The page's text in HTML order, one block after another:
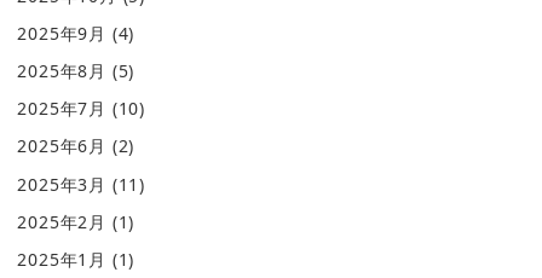
2025年9月 (4)
2025年8月 (5)
2025年7月 (10)
2025年6月 (2)
2025年3月 (11)
2025年2月 (1)
2025年1月 (1)